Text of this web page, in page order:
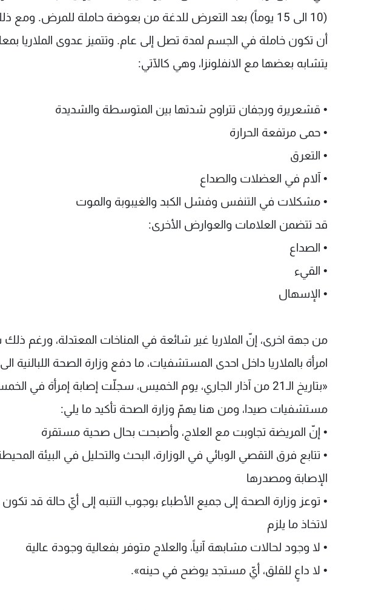
(10 الى 15 يوماً) بعد التعرض للدغة من بعوضة حاملة للمرض.
أن تكون خاملة في الجسم لمدة تصل إلى عام. وتتميز عدوى الملاريا
يتشابه بعضها مع الانفلونزا، وهي كالآتي:
• قشعريرة ورجفان تتراوح شدتها بين المتوسطة والشديدة
• حمى مرتفعة الحرارة
• التعرق
• آلام في العضلات والصداع
• مشكلات في التنفس وفشل الكبد والغيبوبة والموت
قد تتضمن العلامات والعوارض الأخرى:
• الصداع
• القيء
• الإسهال
من جهة اخرى، إنّ الملاريا غير شائعة في المناخات المعتدلة، ورغم
امرأة بالملاريا داخل احدى المستشفيات، ما دفع وزارة الصحة اللبالنية
«بتاريخ الـ21 من آذار الجاري، يوم الخميس، سجلّت إصابة إمرأة في
مستشفيات صيدا، ومن هنا يهمّ وزارة الصحة تأكيد ما يلي:
• إنّ المريضة تجاوبت مع العلاج، وأصبحت بحال صحية مستقرة
• تتابع فرق التقصي الوبائي في الوزارة، البحث والتحليل في البيئة
الإصابة ومصدرها
• توعز وزارة الصحة إلى جميع الأطباء بوجوب التنبه إلى أيّ حالة قد تكون
لاتخاذ ما يلزم
• لا وجود لحالات مشابهة آنياً، والعلاج متوفر بفعالية وجودة عالية
• لا داعٍ للقلق، أيّ مستجد يوضح في حينه».